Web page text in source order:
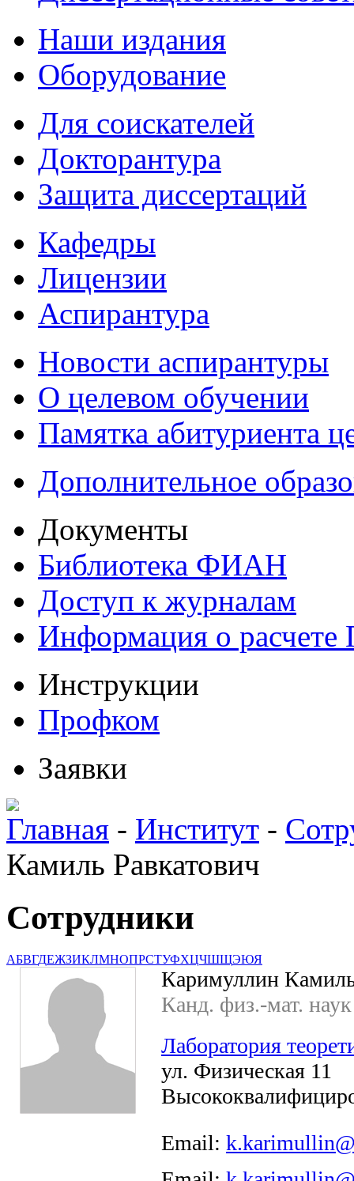
Наши издания
Оборудование
Для соискателей
Докторантура
Защита диссертаций
Кафедры
Лицензии
Аспирантура
Новости аспирантуры
О целевом обучении
Памятка абитуриента
Дополнительное
Документы
Библиотека ФИАН
Доступ к журналам
Информация о
Инструкции
Профком
Заявки
Главная - Институт -
Камиль Равкатович
Сотрудники
АБВГДЕЖЗИКЛМНОПРСТУФХЦЧШЩЭЮЯ
Каримуллин
Канд. физ.-мат. наук
Лаборатория
ул. Физическая 11
Email: